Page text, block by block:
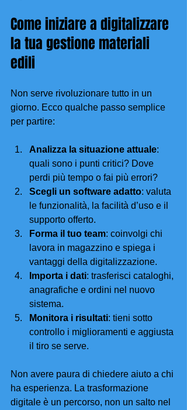
Come iniziare a digitalizzare
la tua gestione materiali
edili
Non serve rivoluzionare tutto in un
giorno. Ecco qualche passo semplice
per partire:
Analizza la situazione attuale:
quali sono i punti critici? Dove
perdi più tempo o fai più errori?
Scegli un software adatto: valuta
le funzionalità, la facilità d’uso e il
supporto offerto.
Forma il tuo team: coinvolgi chi
lavora in magazzino e spiega i
vantaggi della digitalizzazione.
Importa i dati: trasferisci cataloghi,
anagrafiche e ordini nel nuovo
sistema.
Monitora i risultati: tieni sotto
controllo i miglioramenti e aggiusta
il tiro se serve.
Non avere paura di chiedere aiuto a chi
ha esperienza. La trasformazione
digitale è un percorso, non un salto nel